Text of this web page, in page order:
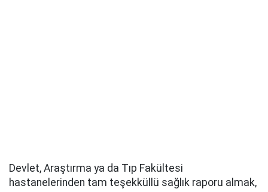
Devlet, Araştırma ya da Tıp Fakültesi
hastanelerinden tam teşekküllü sağlık raporu almak,